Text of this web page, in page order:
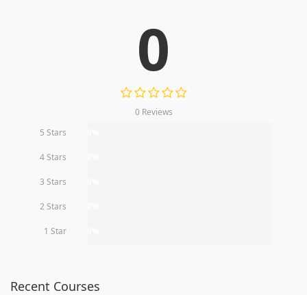
0
0 Reviews
5 Stars
4 Stars
3 Stars
2 Stars
1 Star
Recent Courses